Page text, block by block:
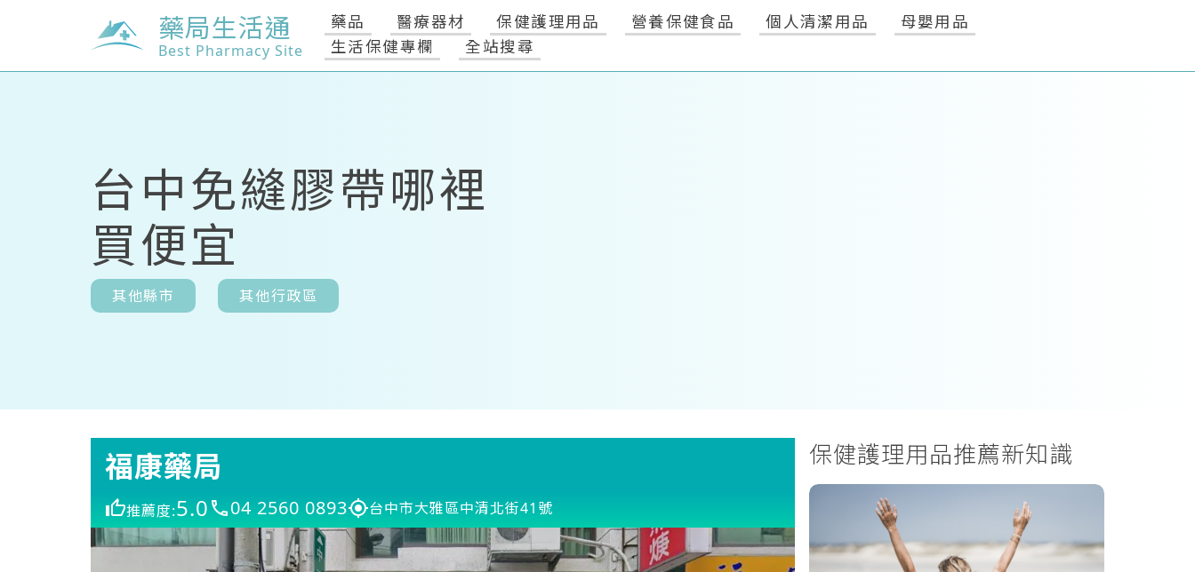
藥局生活通
Best Pharmacy Site
藥品 醫療器材 保健護理用品 營養保健食品 個人清潔用品
母嬰用品
生活保健專欄
全站搜尋
台中免縫膠帶哪裡
買便宜
其他縣市 其他行政區
福康藥局
推薦度:5.0 04 2560 0893 台中市大雅區中清北街41號
保健護理用品推薦新知識